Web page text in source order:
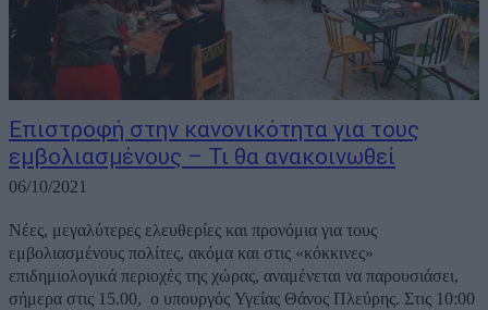
Eπιστροφή στην κανονικότητα για τους
εμβολιασμένους – Τι θα ανακοινωθεί
06/10/2021
Νέες, μεγαλύτερες ελευθερίες και προνόμια για τους
εμβολιασμένους πολίτες, ακόμα και στις «κόκκινες»
επιδημιολογικά περιοχές της χώρας, αναμένεται να παρουσιάσει,
σήμερα στις 15.00, ο υπουργός Υγείας Θάνος Πλεύρης. Στις 10:00